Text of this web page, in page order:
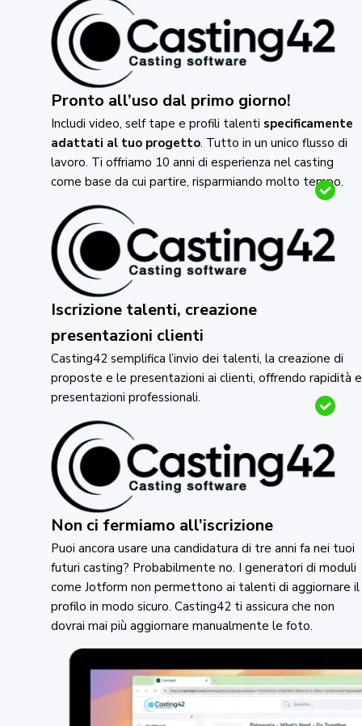
Pronto all’uso dal primo giorno!
Includi video, self tape e profili talenti specificamente
adattati al tuo progetto. Tutto in un unico flusso di
lavoro. Ti offriamo 10 anni di esperienza nel casting
come base da cui partire, risparmiando molto tempo.
Iscrizione talenti, creazione
presentazioni clienti
Casting42 semplifica l’invio dei talenti, la creazione di
proposte e le presentazioni ai clienti, offrendo rapidità e
presentazioni professionali.
Non ci fermiamo all’iscrizione
Puoi ancora usare una candidatura di tre anni fa nei tuoi
futuri casting? Probabilmente no. I generatori di moduli
come Jotform non permettono ai talenti di aggiornare il
profilo in modo sicuro. Casting42 ti assicura che non
dovrai mai più aggiornare manualmente le foto.